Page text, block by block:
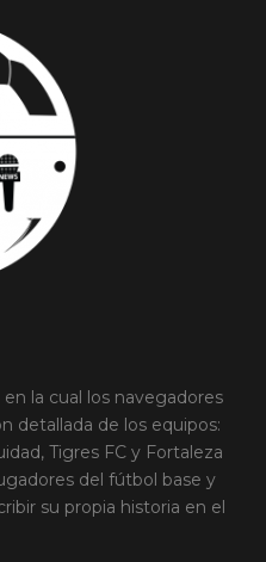
la cual los navegadores
detallada de los equipos:
Tigres FC y Fortaleza
del fútbol base y
su propia historia en el